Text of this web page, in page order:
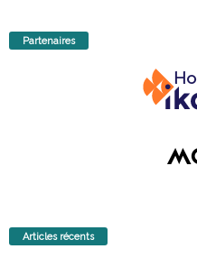
Partenaires
Articles récents